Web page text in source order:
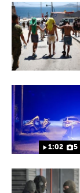
1:02 5